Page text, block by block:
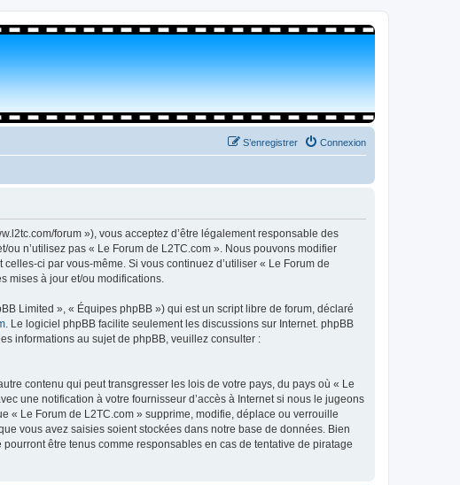
Connexion
S’enregistrer
forum »), vous acceptez d’être légalement responsable des
n’utilisez pas « Le Forum de L2TC.com ». Nous pouvons modifier
ci par vous-même. Si vous continuez d’utiliser « Le Forum de
mises à jour et/ou modifications.
Limited », « Équipes phpBB ») qui est un script libre de forum, déclaré
. Le logiciel phpBB facilite seulement les discussions sur Internet. phpBB
informations au sujet de phpBB, veuillez consulter :
contenu qui peut transgresser les lois de votre pays, du pays où « Le
une notification à votre fournisseur d’accès à Internet si nous le jugeons
« Le Forum de L2TC.com » supprime, modifie, déplace ou verrouille
vous avez saisies soient stockées dans notre base de données. Bien
être tenus comme responsables en cas de tentative de piratage